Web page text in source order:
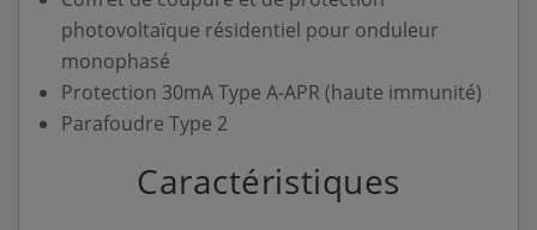
photovoltaïque résidentiel pour onduleur
monophasé
Protection 30mA Type A-APR (haute immunité)
Parafoudre Type 2
Caractéristiques